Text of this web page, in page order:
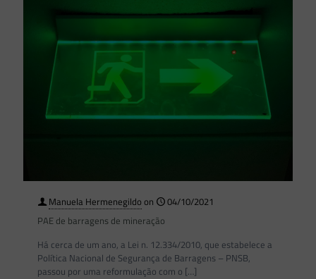
Manuela Hermenegildo on
04/10/2021
PAE de barragens de mineração
Há cerca de um ano, a Lei n. 12.334/2010, que estabelece a
Política Nacional de Segurança de Barragens – PNSB,
passou por uma reformulação com o […]